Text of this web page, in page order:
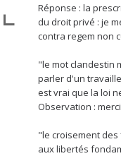
Réponse : la
du droit privé : je
contra regem non
"le mot clandestin
parler d'un
est vrai que la loi
Observation :
"le croisement
aux libertés